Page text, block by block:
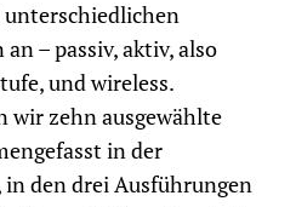
– passiv, aktiv, also
und wireless.
wir zehn ausgewählte
in der
den drei Ausführungen